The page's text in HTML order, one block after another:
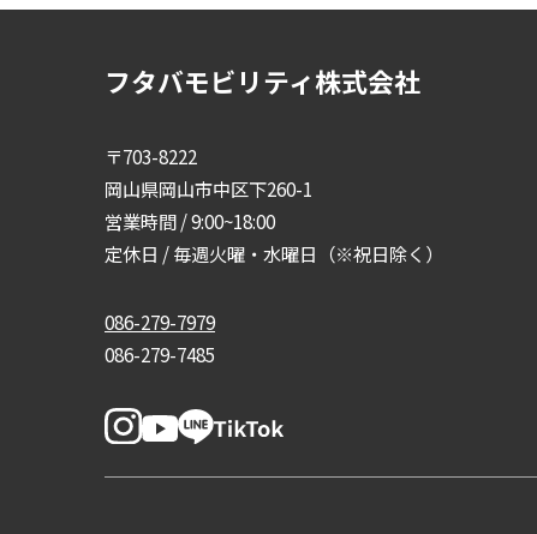
フタバモビリティ株式会社
〒703-8222
岡山県岡山市中区下260-1
営業時間 / 9:00~18:00
定休日 / 毎週火曜・水曜日（※祝日除く）
086-279-7979
086-279-7485